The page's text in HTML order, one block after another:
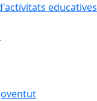
educatives